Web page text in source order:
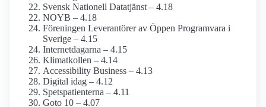
Svensk Nationell Datatjänst – 4.18
NOYB – 4.18
Föreningen Leverantörer av Öppen Programvara i
Sverige – 4.15
Internetdagarna – 4.15
Klimatkollen – 4.14
Accessibility Business – 4.13
Digital idag – 4.12
Spetspatienterna – 4.11
Goto 10 – 4.07